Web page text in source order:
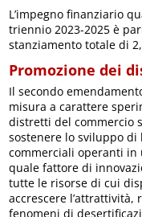
L’impegno finanziario
triennio 2023-2025 è
stanziamento totale di
Promozione dei
Il secondo
misura a carattere
distretti del commercio
sostenere lo sviluppo
commerciali operanti
quale fattore di
tutte le risorse di cui
accrescere
fenomeni di